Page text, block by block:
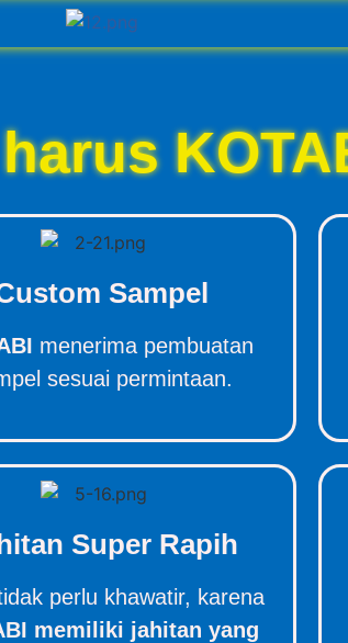
Sampel
menerima pembuatan
sesuai permintaan.
Super Rapih
perlu khawatir, karena
memiliki jahitan yang